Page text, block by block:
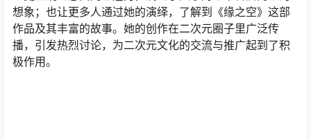
想象；也让更多人通过她的演绎，了解到《缘之空》这部
作品及其丰富的故事。她的创作在二次元圈子里广泛传
播，引发热烈讨论，为二次元文化的交流与推广起到了积
极作用。